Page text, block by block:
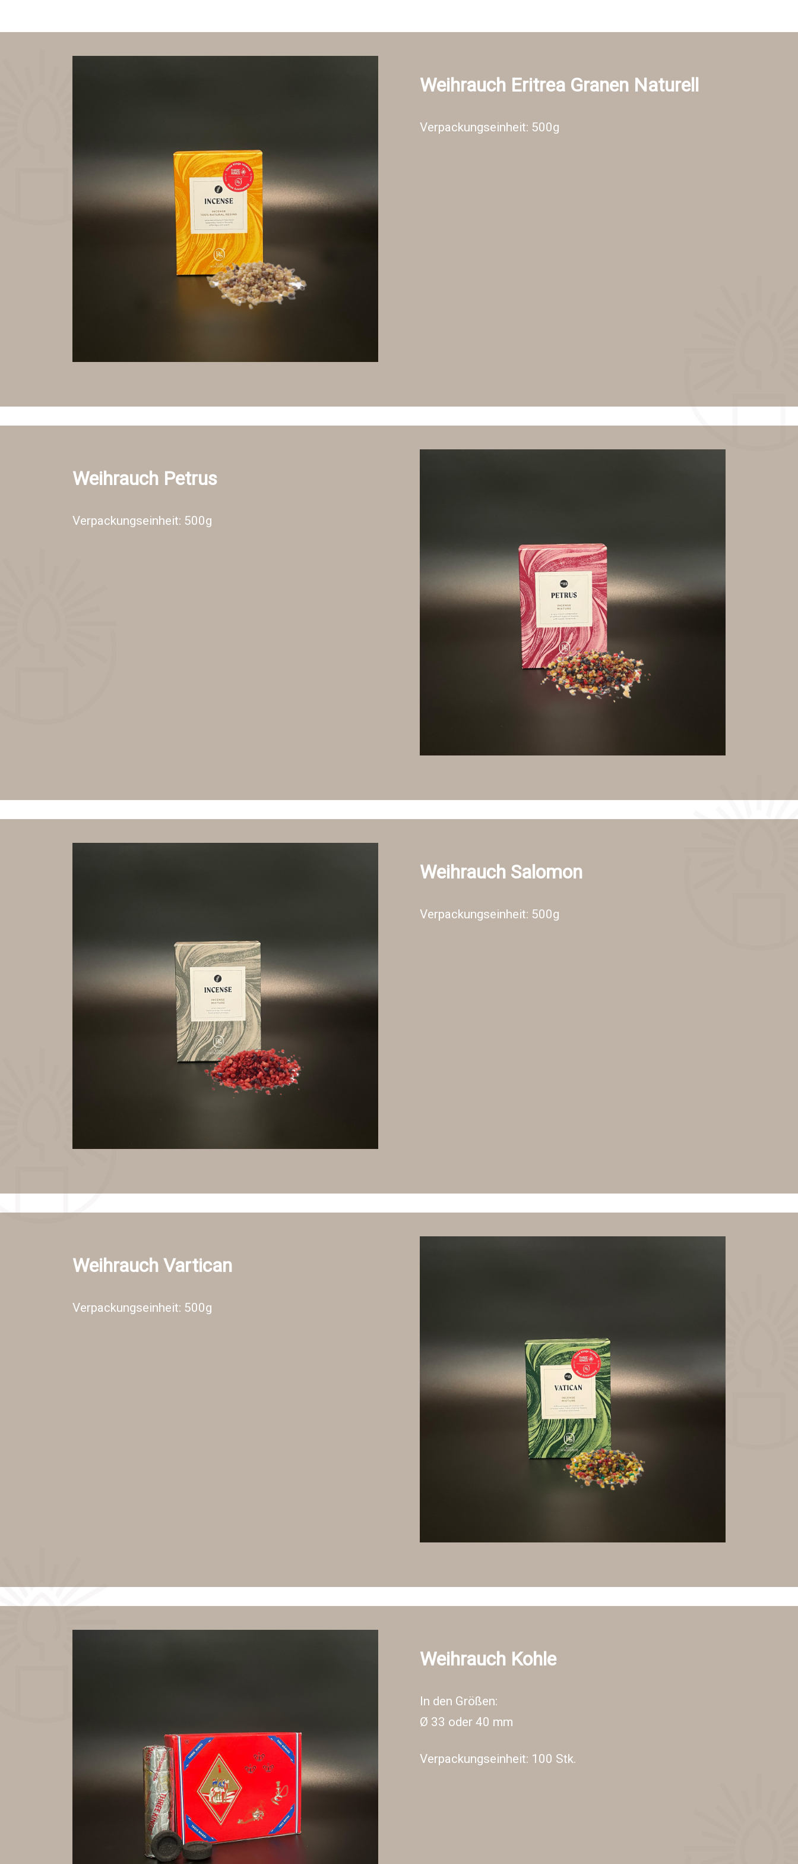
Weihrauch Eritrea Granen Naturell
Verpackungseinheit: 500g
Weihrauch Petrus
Verpackungseinheit: 500g
Weihrauch Salomon
Verpackungseinheit: 500g
Weihrauch Vartican
Verpackungseinheit: 500g
Weihrauch Kohle
In den Größen:
Ø 33 oder 40 mm
Verpackungseinheit: 100 Stk.